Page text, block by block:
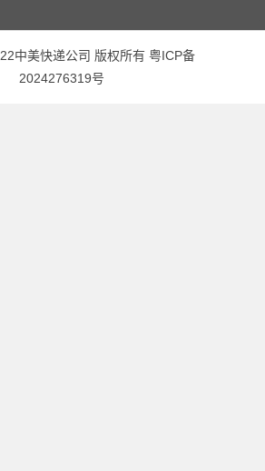
22中美快递公司 版权所有 粤ICP备
2024276319号